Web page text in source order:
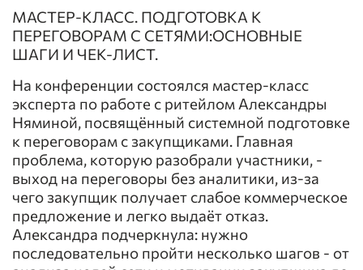
МАСТЕР-КЛАСС. ПОДГОТОВКА К
ПЕРЕГОВОРАМ С СЕТЯМИ:ОСНОВНЫЕ
ШАГИ И ЧЕК-ЛИСТ.
На конференции состоялся мастер-класс
эксперта по работе с ритейлом Александры
Няминой, посвящённый системной подготовке
к переговорам с закупщиками. Главная
проблема, которую разобрали участники, -
выход на переговоры без аналитики, из-за
чего закупщик получает слабое коммерческое
предложение и легко выдаёт отказ.
Александра подчеркнула: нужно
последовательно пройти несколько шагов - от